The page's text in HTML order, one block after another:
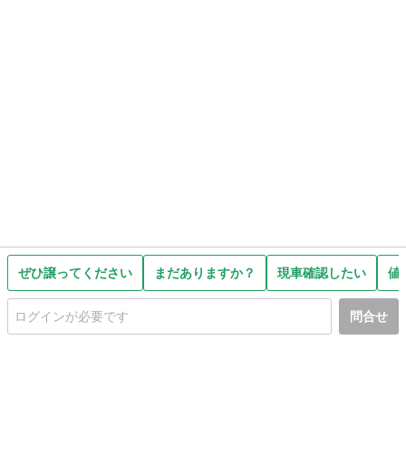
ぜひ譲ってください まだありますか？ 現車確認したい 値
問合せ